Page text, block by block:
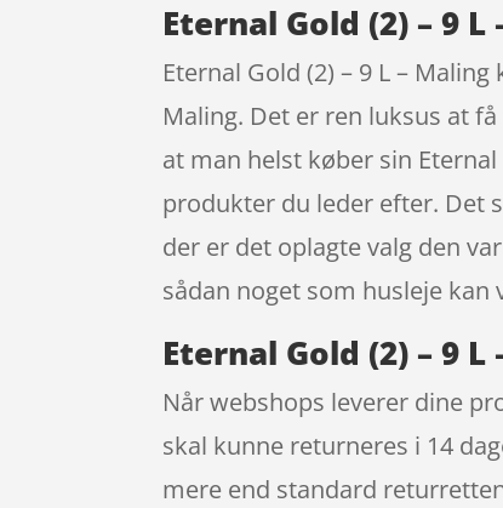
Eternal Gold (2) – 9 L
Eternal Gold (2) – 9 L –
Maling. Det er ren luksus at
at man helst køber sin
produkter du leder efter. Det
der er det oplagte valg den
sådan noget som husleje
Eternal Gold (2) – 9
Når webshops leverer dine
skal kunne returneres i 14
mere end standard